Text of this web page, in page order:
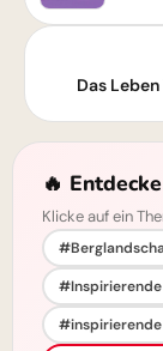
Das
🔥
Klicke auf ein